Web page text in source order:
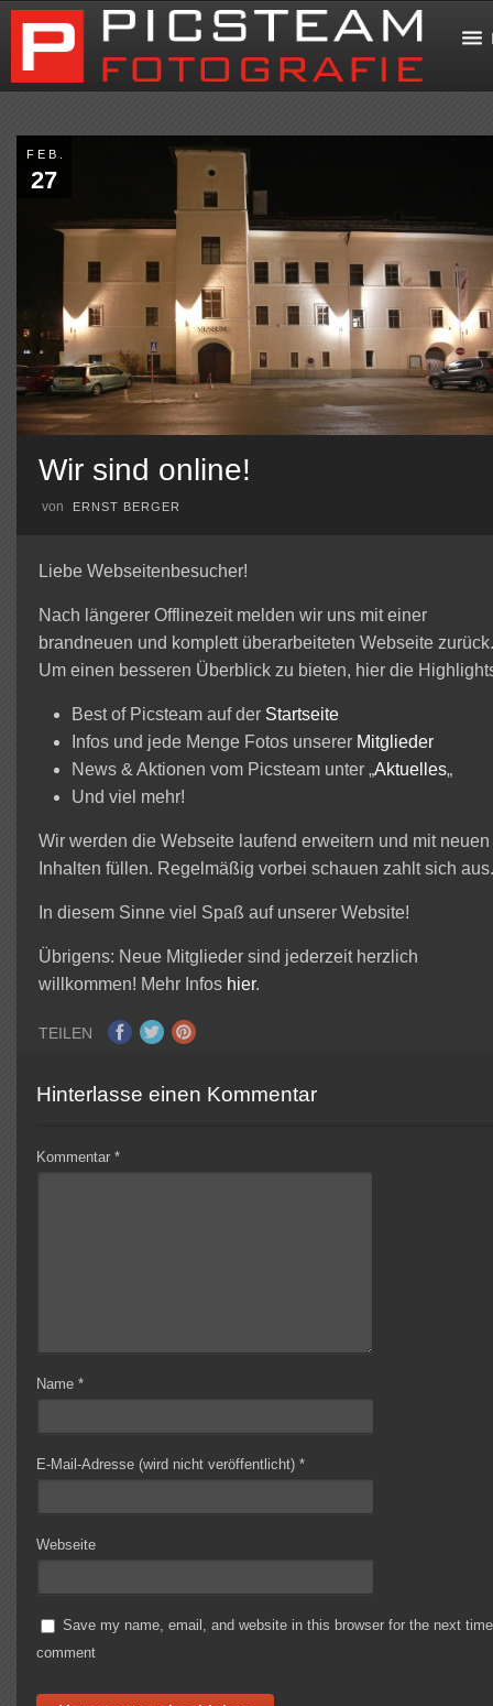
FEB.
27
Wir sind online!
von ERNST BERGER
Liebe Webseitenbesucher!
Nach längerer Offlinezeit melden wir uns mit einer
brandneuen und komplett überarbeiteten Webseite
Um einen besseren Überblick zu bieten, hier die
Best of Picsteam auf der Startseite
Infos und jede Menge Fotos unserer Mitglieder
News & Aktionen vom Picsteam unter „Aktuelles„
Und viel mehr!
Wir werden die Webseite laufend erweitern und mit neuen
Inhalten füllen. Regelmäßig vorbei schauen zahlt sich
In diesem Sinne viel Spaß auf unserer Website!
Übrigens: Neue Mitglieder sind jederzeit herzlich
willkommen! Mehr Infos hier.
TEILEN
Hinterlasse einen Kommentar
Kommentar*
Name*
E-Mail-Adresse (wird nicht veröffentlicht)*
Webseite
Save my name, email, and website in this browser for the next
comment